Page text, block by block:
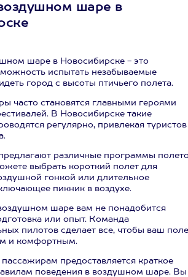
шаре в
шаре в Новосибирске - это
испытать незабываемые
город с высоты птичьего полета.
часто становятся главными героями
В Новосибирске такие
регулярно, привлекая
различные программы
выбрать короткий полет для
гонкой или длительное
пикник в воздухе.
шаре вам не понадобится
или опыт. Команда
пилотов сделает все, чтобы ваш
и комфортным.
предоставляется краткое
поведения в воздушном шаре. Вы